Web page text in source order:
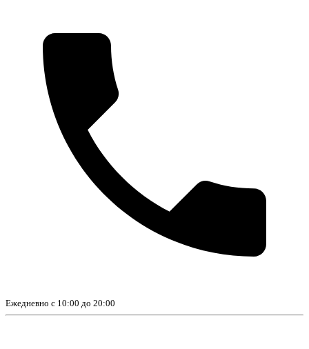
Ежедневно с 10:00 до 20:00